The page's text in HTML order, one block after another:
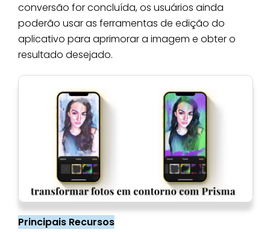
conversão for concluída, os usuários ainda
poderão usar as ferramentas de edição do
aplicativo para aprimorar a imagem e obter o
resultado desejado.
Principais Recursos